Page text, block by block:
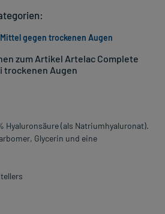
zum Artikel Artelac Complete
trockenen Augen
(als Natriumhyaluronat).
Glycerin und eine
Mittel gegen trockenen Augen